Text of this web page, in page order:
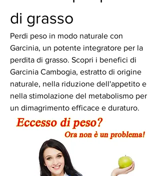
di grasso
Perdi peso in modo naturale con
Garcinia, un potente integratore per la
perdita di grasso. Scopri i benefici di
Garcinia Cambogia, estratto di origine
naturale, nella riduzione dell'appetito e
nella stimolazione del metabolismo per
un dimagrimento efficace e duraturo.